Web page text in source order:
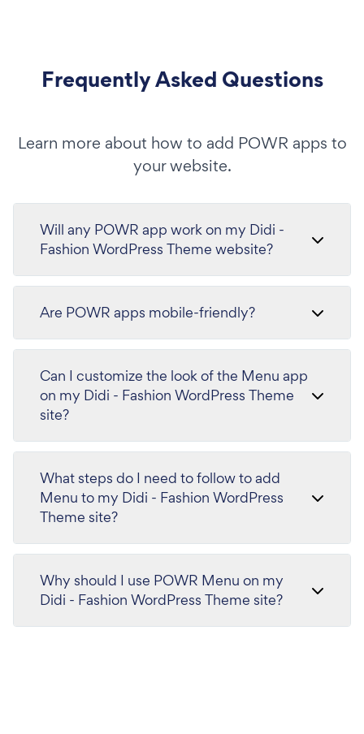
Frequently Asked Questions
Learn more about how to add POWR apps to
your website.
Will any POWR app work on my Didi -
Fashion WordPress Theme website?
Are POWR apps mobile-friendly?
Can I customize the look of the Menu app
on my Didi - Fashion WordPress Theme
site?
What steps do I need to follow to add
Menu to my Didi - Fashion WordPress
Theme site?
Why should I use POWR Menu on my
Didi - Fashion WordPress Theme site?